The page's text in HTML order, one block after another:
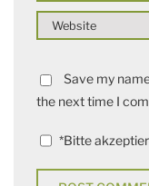
Save my
the next time I
*Bitte